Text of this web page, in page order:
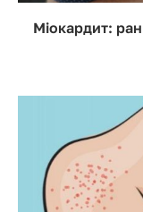
Міокардит: